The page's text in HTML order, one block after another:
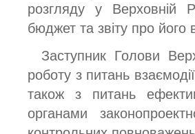
розгляду у Верховній
бюджет та звіту про його
Заступник Голови
роботу з питань
також з питань
органами